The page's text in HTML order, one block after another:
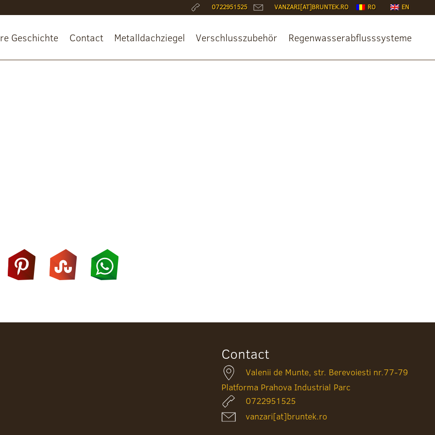
0722951525 VANZARI[AT]BRUNTEK.RO RO EN
Geschichte Contact Metalldachziegel Verschlusszubehör Regenwasserabflusssysteme
Contact
Valenii de Munte, str. Berevoiesti nr.77-79
Platforma Prahova Industrial Parc
0722951525
vanzari[at]bruntek.ro